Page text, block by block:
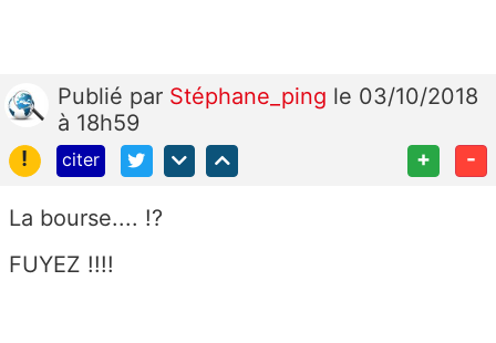
Publié par Stéphane_ping le 03/10/2018
à 18h59
!
citer + -
La bourse.... !?
FUYEZ !!!!